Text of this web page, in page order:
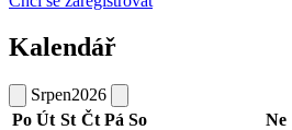
Kalendář
Srpen2026
Po Út St Čt Pá So Ne